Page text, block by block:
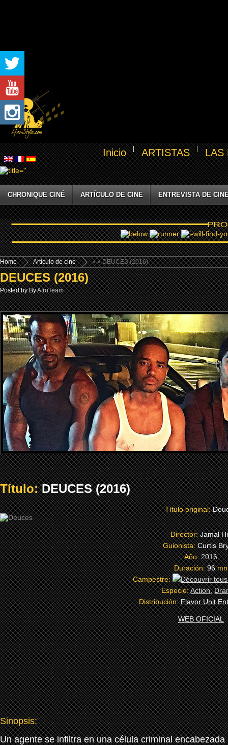
Inicio ARTISTAS LAS
CHRONIQUE CINÉ ARTÍCULO DE CINE ENTREVISTA DE
Home »
Artículo de cine » DEUCES (2016)
DEUCES (2016)
Posted by ByAfroTeam
Título:DEUCES (2016)
Título original:
Director:Jamal
Guionista:Curtis
Año:2016
Duración:96mn
Campestre:
Especie:Action,
Distribución:Flavor Unit
WEB OFICIAL
Sinopsis:
Un agente se infiltra en una célula criminal